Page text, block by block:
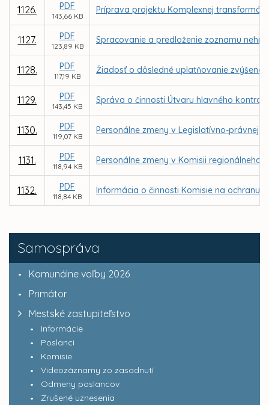
Samospráva
Komunálne voľby 2026
Primátor
Mestské zastupiteľstvo
Informácie
Poslanci
Komisie
Videozáznamy zo zasadnutí
Odmeny poslancov
Zrušené uznesenia
1126. PDF
143,66 KB
Príprava projektu Komplexnej
1127. PDF
123,89 KB
Spracovanie a predloženie zoznamu
1128. PDF
117,19 KB
Žiadosť o dôsledné uplatňovanie
1129. PDF
143,45 KB
Správa o činnosti Útvaru hlavného
1130. PDF
119,07 KB
Personálne zmeny v Legislatívno-právnej
1131. PDF
118,94 KB
Personálne zmeny v Komisii regionálneho
1132. PDF
118,84 KB
Informácia o činnosti Komisie na ochranu